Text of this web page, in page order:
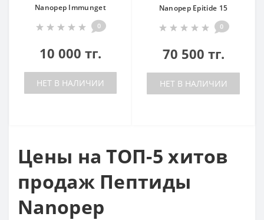
Nanopep Immunget
0
10 000 тг.
НЕТ В НАЛИЧИИ
Nanopep Epitide 15
0
70 500 тг.
НЕТ В НАЛИЧИИ
Цены на ТОП-5 хитов
продаж Пептиды
Nanopep